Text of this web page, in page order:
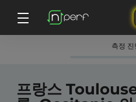
측정 진
프랑스